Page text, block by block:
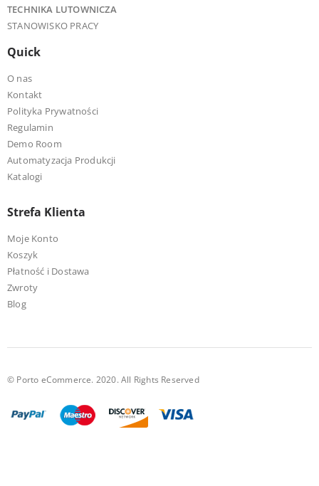
TECHNIKA LUTOWNICZA
STANOWISKO PRACY
Quick
O nas
Kontakt
Polityka Prywatności
Regulamin
Demo Room
Automatyzacja Produkcji
Katalogi
Strefa Klienta
Moje Konto
Koszyk
Płatność i Dostawa
Zwroty
Blog
© Porto eCommerce. 2020. All Rights Reserved